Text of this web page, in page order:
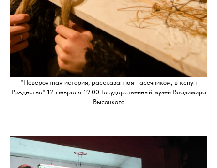
"Невероятная история, рассказанная пасечником, в канун
Рождества" 12 февраля 19:00 Государственный музей Владимира
Высоцкого